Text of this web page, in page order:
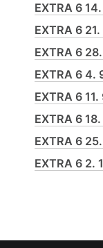
EXTRA 6
EXTRA 6
EXTRA 6
EXTRA 6 4.
EXTRA 6
EXTRA 6
EXTRA 6
EXTRA 6 2.